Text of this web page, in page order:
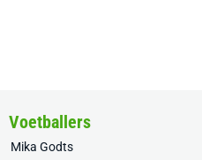
Voetballers
Mika Godts